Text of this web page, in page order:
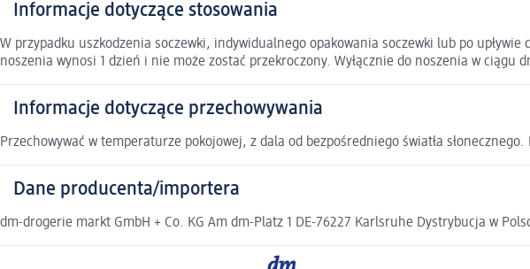
Informacje dotyczące stosowania
W przypadku uszkodzenia soczewki, indywidualnego opakowania soczewki lub po
noszenia wynosi 1 dzień i nie może zostać przekroczony. Wyłącznie do noszenia w
Informacje dotyczące przechowywania
Przechowywać w temperaturze pokojowej, z dala od bezpośredniego światła
Dane producenta/importera
dm-drogerie markt GmbH + Co. KG Am dm-Platz 1 DE-76227 Karlsruhe Dystrybucja w